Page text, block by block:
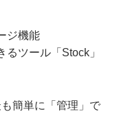
ジ機能
ツール「Stock」
簡単に「管理」で